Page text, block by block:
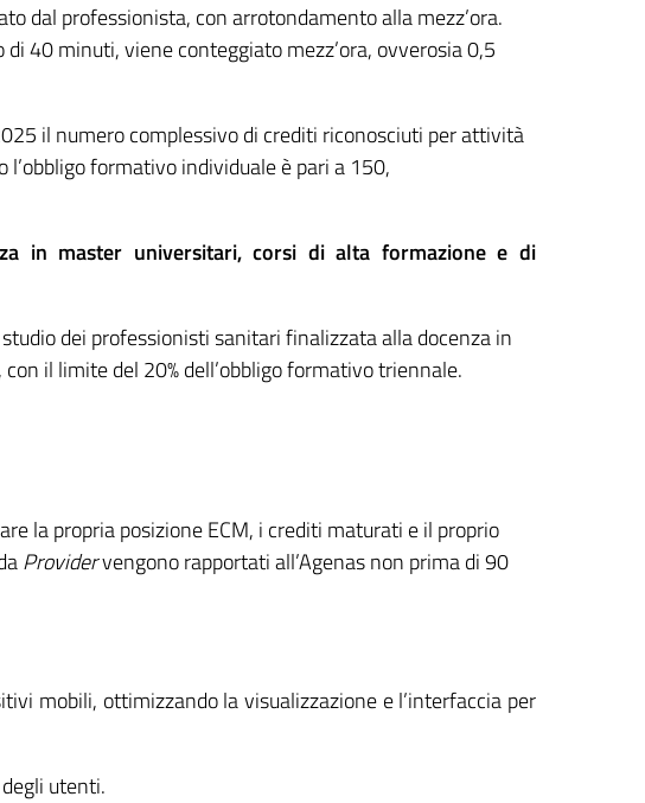
dal professionista, con arrotondamento alla mezz’ora.
40 minuti, viene conteggiato mezz’ora, ovverosia 0,5
il numero complessivo di crediti riconosciuti per attività
formativo individuale è pari a 150,
in master universitari, corsi di alta formazione e di
dei professionisti sanitari finalizzata alla docenza in
il limite del 20% dell’obbligo formativo triennale.
la propria posizione ECM, i crediti maturati e il proprio
Providervengono rapportati all’Agenas non prima di 90
mobili, ottimizzando la visualizzazione e l’interfaccia per
utenti.